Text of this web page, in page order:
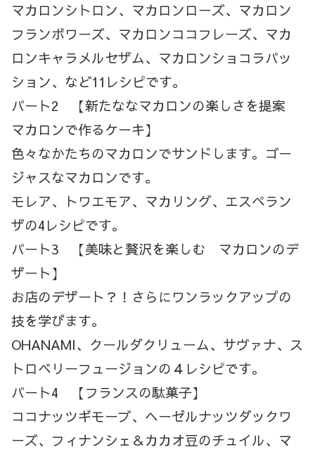
マカロンシトロン、マカロンローズ、マカロン
フランボワーズ、マカロンココフレーズ、マカ
ロンキャラメルセザム、マカロンショコラパッ
ション、など11レシピです。
パート2 【新たななマカロンの楽しさを提案
マカロンで作るケーキ】
色々なかたちのマカロンでサンドします。ゴー
ジャスなマカロンです。
モレア、トワエモア、マカリング、エスペラン
ザの4レシピです。
パート3 【美味と贅沢を楽しむ マカロンのデ
ザート】
お店のデザート？！さらにワンラックアップの
技を学びます。
OHANAMI、クールダクリューム、サヴァナ、ス
トロベリーフュージョンの４レシピです。
パート4 【フランスの駄菓子】
ココナッツギモーブ、ヘーゼルナッツダックワ
ーズ、フィナンシェ＆カカオ豆のチュイル、マ